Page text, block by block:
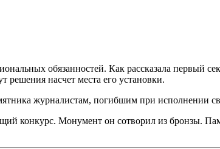
обязанностей. Как рассказала первый
насчет места его установки.
журналистам, погибшим при исполнении
конкурс. Монумент он сотворил из бронзы.